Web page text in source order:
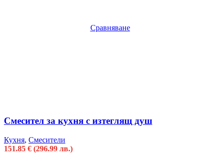
Сравняване
Смесител за кухня с изтеглящ душ
Кухня, Смесители
151.85 € (296.99 лв.)